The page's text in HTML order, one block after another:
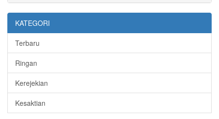
KATEGORI
Terbaru
Ringan
Kerejekian
Kesaktian